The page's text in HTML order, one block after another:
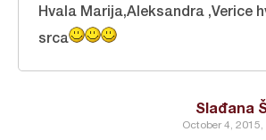
Slađana
October 4, 2015,
Hvala Marija,Aleksandra ,Verice
srca